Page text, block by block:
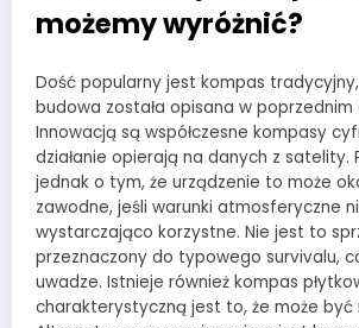
możemy wyróżnić?
Dość popularny jest kompas
budowa została opisana w poprzednim
Innowacją są współczesne kompasy
działanie opierają na danych z satelity.
jednak o tym, że urządzenie to może
zawodne, jeśli warunki atmosferyczne
wystarczająco korzystne. Nie jest to
przeznaczony do typowego survivalu,
uwadze. Istnieje również kompas
charakterystyczną jest to, że może być